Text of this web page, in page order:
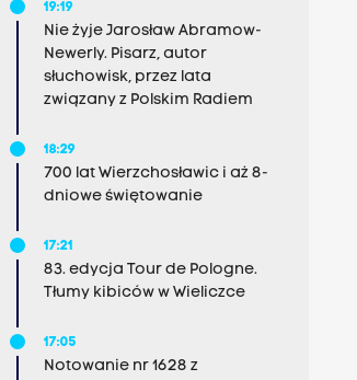
19:19
Nie żyje Jarosław Abramow-
Newerly. Pisarz, autor
słuchowisk, przez lata
związany z Polskim Radiem
18:29
700 lat Wierzchosławic i aż 8-
dniowe świętowanie
17:21
83. edycja Tour de Pologne.
Tłumy kibiców w Wieliczce
17:05
Notowanie nr 1628 z